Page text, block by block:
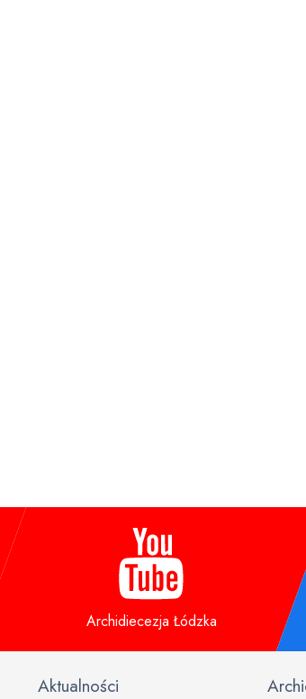
Archidiecezja Łódzka
Aktualności